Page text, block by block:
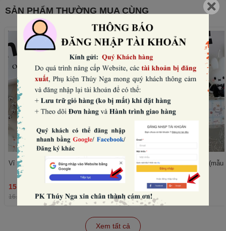
SẢN PHẨM THƯỜNG MUA CÙNG
Vỉ 5 nến thỏ -VÁY đen (mẫu nữ).
15.360₫
16.000₫ -4%
Vỉ 5 nến thỏ -vest đen (mẫu
15.360₫
16.000₫
Xem tất cả